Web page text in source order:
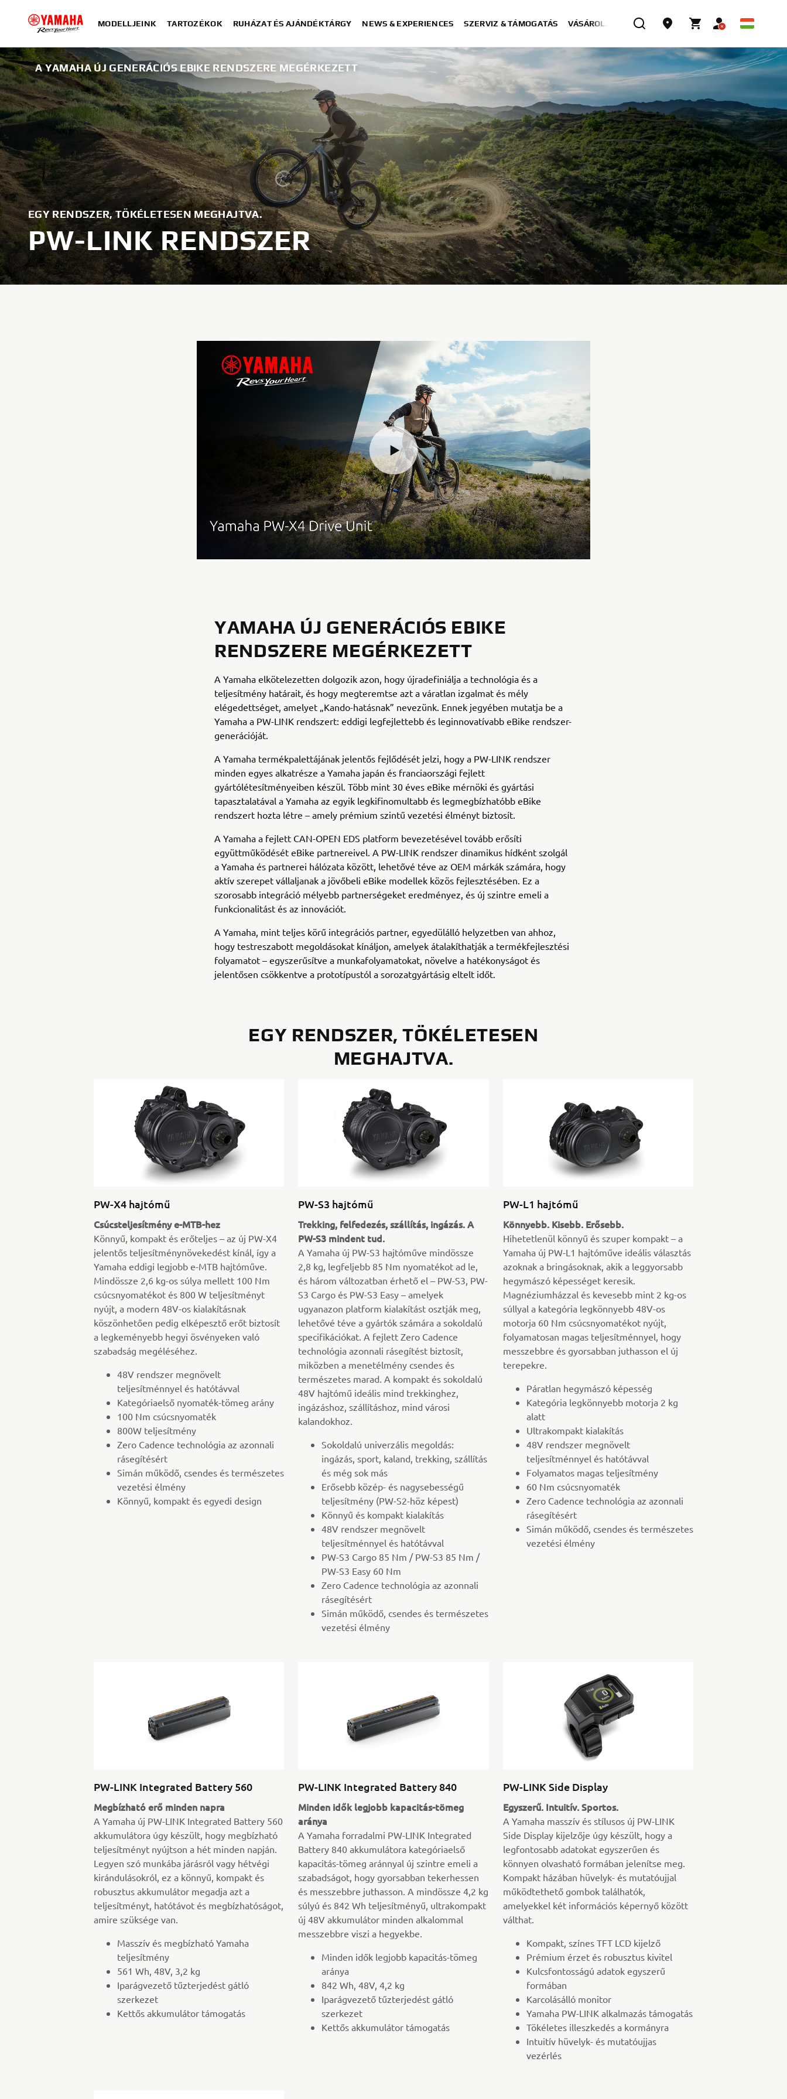
MODELLJEINK TARTOZÉKOK RUHÁZAT ÉS AJÁNDÉKTÁRGY NEWS & EXPERIENCES SZERVIZ & TÁMOGATÁS VÁSÁROLJON MOST
A YAMAHA ÚJ GENERÁCIÓS EBIKE RENDSZERE MEGÉRKEZETT
EGY RENDSZER, TÖKÉLETESEN MEGHAJTVA.
PW-LINK RENDSZER
YAMAHA ÚJ GENERÁCIÓS EBIKE
RENDSZERE MEGÉRKEZETT
A Yamaha elkötelezetten dolgozik azon, hogy újradefiniálja a technológia és a
teljesítmény határait, és hogy megteremtse azt a váratlan izgalmat és mély
elégedettséget, amelyet „Kando-hatásnak” nevezünk. Ennek jegyében mutatja be a
Yamaha a PW-LINK rendszert: eddigi legfejlettebb és leginnovatívabb eBike rendszer-
generációját.
A Yamaha termékpalettájának jelentős fejlődését jelzi, hogy a PW-LINK rendszer
minden egyes alkatrésze a Yamaha japán és franciaországi fejlett
gyártólétesítményeiben készül. Több mint 30 éves eBike mérnöki és gyártási
tapasztalatával a Yamaha az egyik legkifinomultabb és legmegbízhatóbb eBike
rendszert hozta létre – amely prémium szintű vezetési élményt biztosít.
A Yamaha a fejlett CAN-OPEN EDS platform bevezetésével tovább erősíti
együttműködését eBike partnereivel. A PW-LINK rendszer dinamikus hídként szolgál
a Yamaha és partnerei hálózata között, lehetővé téve az OEM márkák számára, hogy
aktív szerepet vállaljanak a jövőbeli eBike modellek közös fejlesztésében. Ez a
szorosabb integráció mélyebb partnerségeket eredményez, és új szintre emeli a
funkcionalitást és az innovációt.
A Yamaha, mint teljes körű integrációs partner, egyedülálló helyzetben van ahhoz,
hogy testreszabott megoldásokat kínáljon, amelyek átalakíthatják a termékfejlesztési
folyamatot – egyszerűsítve a munkafolyamatokat, növelve a hatékonyságot és
jelentősen csökkentve a prototípustól a sorozatgyártásig eltelt időt.
EGY RENDSZER, TÖKÉLETESEN
MEGHAJTVA.
PW-X4 hajtómű
Csúcsteljesítmény e-MTB-hez
Könnyű, kompakt és erőteljes – az új PW-X4
jelentős teljesítménynövekedést kínál, így a
Yamaha eddigi legjobb e-MTB hajtóműve.
Mindössze 2,6 kg-os súlya mellett 100 Nm
csúcsnyomatékot és 800 W teljesítményt
nyújt, a modern 48V-os kialakításnak
köszönhetően pedig elképesztő erőt biztosít
a legkeményebb hegyi ösvényeken való
szabadság megéléséhez.
48V rendszer megnövelt
teljesítménnyel és hatótávval
Kategóriaelső nyomaték-tömeg arány
100 Nm csúcsnyomaték
800W teljesítmény
Zero Cadence technológia az azonnali
rásegítésért
Simán működő, csendes és természetes
vezetési élmény
Könnyű, kompakt és egyedi design
PW-S3 hajtómű
Trekking, felfedezés, szállítás, ingázás. A
PW-S3 mindent tud.
A Yamaha új PW-S3 hajtóműve mindössze
2,8 kg, legfeljebb 85 Nm nyomatékot ad le,
és három változatban érhető el – PW-S3, PW-
S3 Cargo és PW-S3 Easy – amelyek
ugyanazon platform kialakítást osztják meg,
lehetővé téve a gyártók számára a sokoldalú
specifikációkat. A fejlett Zero Cadence
technológia azonnali rásegítést biztosít,
miközben a menetélmény csendes és
természetes marad. A kompakt és sokoldalú
48V hajtómű ideális mind trekkinghez,
ingázáshoz, szállításhoz, mind városi
kalandokhoz.
Sokoldalú univerzális megoldás:
ingázás, sport, kaland, trekking, szállítás
és még sok más
Erősebb közép- és nagysebességű
teljesítmény (PW-S2-höz képest)
Könnyű és kompakt kialakítás
48V rendszer megnövelt
teljesítménnyel és hatótávval
PW-S3 Cargo 85 Nm / PW-S3 85 Nm /
PW-S3 Easy 60 Nm
Zero Cadence technológia az azonnali
rásegítésért
Simán működő, csendes és természetes
vezetési élmény
PW-L1 hajtómű
Könnyebb. Kisebb. Erősebb.
Hihetetlenül könnyű és szuper kompakt – a
Yamaha új PW-L1 hajtóműve ideális választás
azoknak a bringásoknak, akik a leggyorsabb
hegymászó képességet keresik.
Magnéziumházzal és kevesebb mint 2 kg-os
súllyal a kategória legkönnyebb 48V-os
motorja 60 Nm csúcsnyomatékot nyújt,
folyamatosan magas teljesítménnyel, hogy
messzebbre és gyorsabban juthasson el új
terepekre.
Páratlan hegymászó képesség
Kategória legkönnyebb motorja 2 kg
alatt
Ultrakompakt kialakítás
48V rendszer megnövelt
teljesítménnyel és hatótávval
Folyamatos magas teljesítmény
60 Nm csúcsnyomaték
Zero Cadence technológia az azonnali
rásegítésért
Simán működő, csendes és természetes
vezetési élmény
PW-LINK Integrated Battery 560
Megbízható erő minden napra
A Yamaha új PW-LINK Integrated Battery 560
akkumulátora úgy készült, hogy megbízható
teljesítményt nyújtson a hét minden napján.
Legyen szó munkába járásról vagy hétvégi
kirándulásokról, ez a könnyű, kompakt és
robusztus akkumulátor megadja azt a
teljesítményt, hatótávot és megbízhatóságot,
amire szüksége van.
Masszív és megbízható Yamaha
teljesítmény
561 Wh, 48V, 3,2 kg
Iparágvezető tűzterjedést gátló
szerkezet
Kettős akkumulátor támogatás
PW-LINK Integrated Battery 840
Minden idők legjobb kapacitás-tömeg
aránya
A Yamaha forradalmi PW-LINK Integrated
Battery 840 akkumulátora kategóriaelső
kapacitás-tömeg aránnyal új szintre emeli a
szabadságot, hogy gyorsabban tekerhessen
és messzebbre juthasson. A mindössze 4,2 kg
súlyú és 842 Wh teljesítményű, ultrakompakt
új 48V akkumulátor minden alkalommal
messzebbre viszi a hegyekbe.
Minden idők legjobb kapacitás-tömeg
aránya
842 Wh, 48V, 4,2 kg
Iparágvezető tűzterjedést gátló
szerkezet
Kettős akkumulátor támogatás
PW-LINK Side Display
Egyszerű. Intuitív. Sportos.
A Yamaha masszív és stílusos új PW-LINK
Side Display kijelzője úgy készült, hogy a
legfontosabb adatokat egyszerűen és
könnyen olvasható formában jelenítse meg.
Kompakt házában hüvelyk- és mutatóujjal
működtethető gombok találhatók,
amelyekkel két információs képernyő között
válthat.
Kompakt, színes TFT LCD kijelző
Prémium érzet és robusztus kivitel
Kulcsfontosságú adatok egyszerű
formában
Karcolásálló monitor
Yamaha PW-LINK alkalmazás támogatás
Tökéletes illeszkedés a kormányra
Intuitív hüvelyk- és mutatóujjas
vezérlés